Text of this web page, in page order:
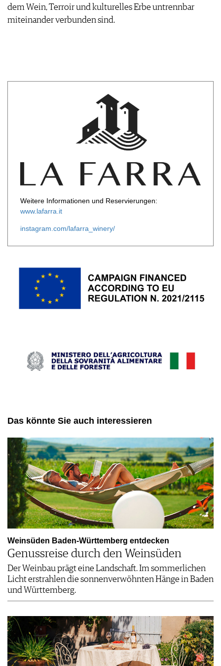
dem Wein, Terroir und kulturelles Erbe untrennbar
miteinander verbunden sind.
Weitere Informationen und Reservierungen:
www.lafarra.it
instagram.com/lafarra_winery/
Das könnte Sie auch interessieren
Weinsüden Baden-Württemberg entdecken
Genussreise durch den Weinsüden
Der Weinbau prägt eine Landschaft. Im sommerlichen
Licht erstrahlen die sonnenverwöhnten Hänge in Baden
und Württemberg.